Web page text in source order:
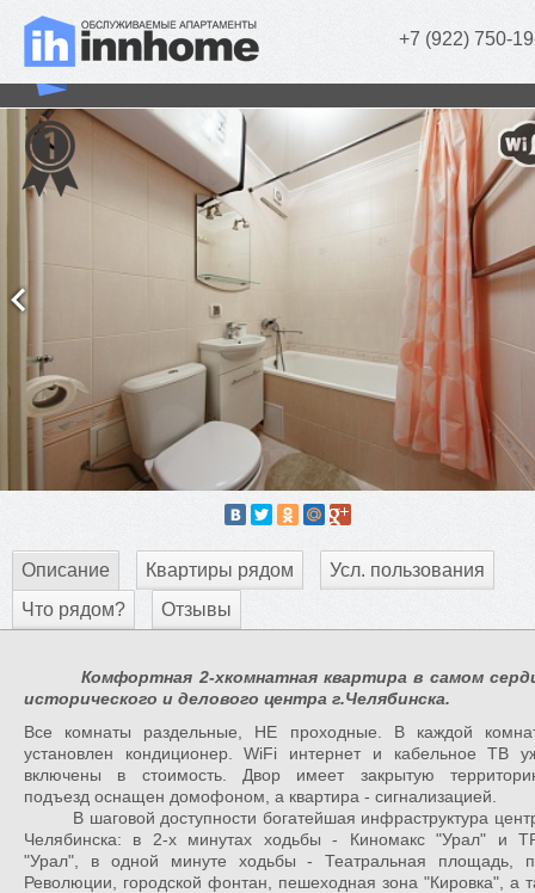
+7 (922) 750-
Kinomax Apartment (2 комн.)
Описание Квартиры рядом
Усл. пользования
Что рядом?
Отзывы
Комфортная 2-хкомнатная квартира в самом
исторического и делового центра г.Челябинска.
Все комнаты раздельные, НЕ проходные. В каждой
установлен кондиционер. WiFi интернет и кабельное ТВ
включены в стоимость. Двор имеет закрытую
подъезд оснащен домофоном, а квартира - сигнализацией.
В шаговой доступности богатейшая инфраструктура
Челябинска: в 2-х минутах ходьбы - Киномакс "Урал" и
"Урал", в одной минуте ходьбы - Театральная площадь,
Революции, городской фонтан, пешеходная зона "Кировка", а